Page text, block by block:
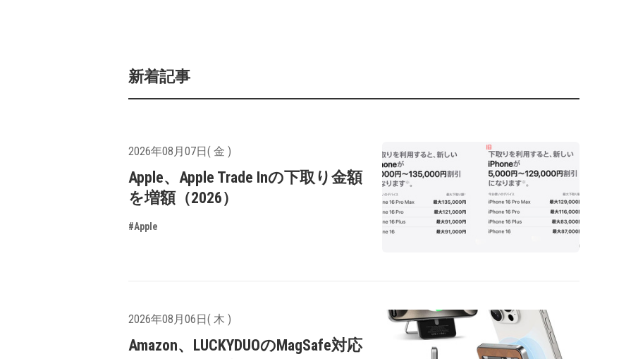
新着記事
2026年08月07日( 金 )
Apple、Apple Trade Inの下取り金額
を増額（2026）
#Apple
2026年08月06日( 木 )
Amazon、LUCKYDUOのMagSafe対応